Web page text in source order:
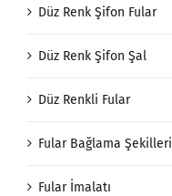
Düz Renk Şifon Fular
Düz Renk Şifon Şal
Düz Renkli Fular
Fular Bağlama Şekilleri
Fular İmalatı